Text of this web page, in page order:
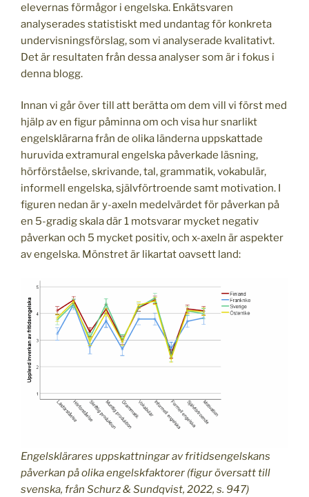
elevernas förmågor i engelska. Enkätsvaren
analyserades statistiskt med undantag för konkreta
undervisningsförslag, som vi analyserade kvalitativt.
Det är resultaten från dessa analyser som är i fokus i
denna blogg.
Innan vi går över till att berätta om dem vill vi först med
hjälp av en figur påminna om och visa hur snarlikt
engelsklärarna från de olika länderna uppskattade
huruvida extramural engelska påverkade läsning,
hörförståelse, skrivande, tal, grammatik, vokabulär,
informell engelska, självförtroende samt motivation. I
figuren nedan är y-axeln medelvärdet för påverkan på
en 5-gradig skala där 1 motsvarar mycket negativ
påverkan och 5 mycket positiv, och x-axeln är aspekter
av engelska. Mönstret är likartat oavsett land:
Engelsklärares uppskattningar av fritidsengelskans
påverkan på olika engelskfaktorer (figur översatt till
svenska, från Schurz & Sundqvist, 2022, s. 947)